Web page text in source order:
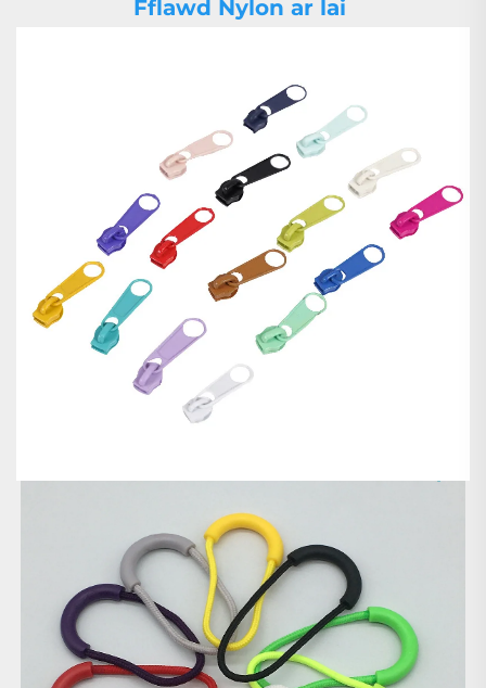
Fflawd Nylon ar lai